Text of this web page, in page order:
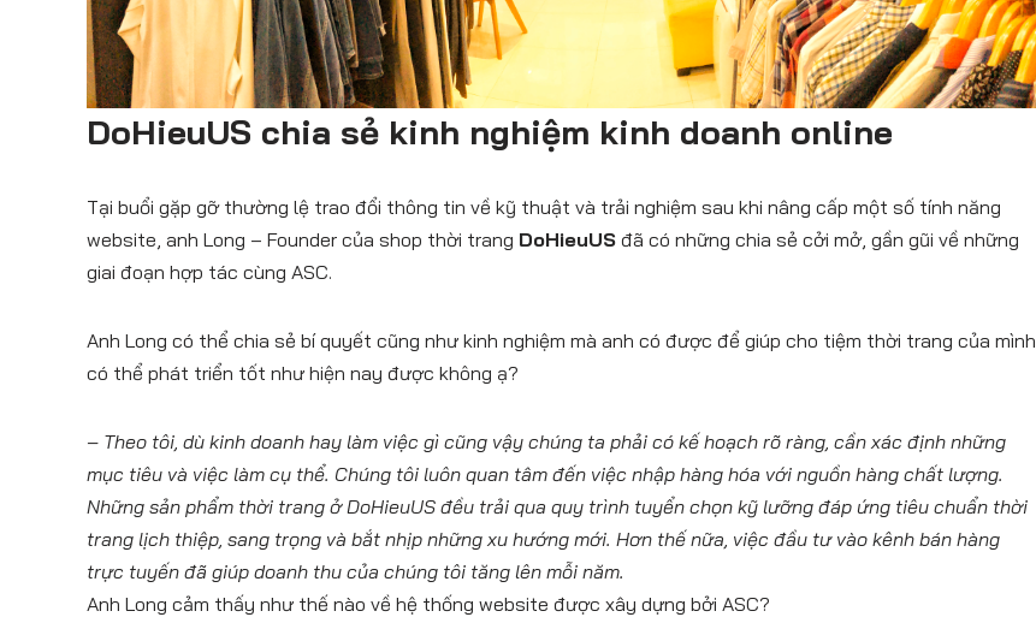
DoHieuUS chia sẻ kinh nghiệm kinh doanh online
Tại buổi gặp gỡ thường lệ trao đổi thông tin về kỹ thuật và trải nghiệm sau khi nâng cấp một số tính năng
website, anh Long – Founder của shop thời trang DoHieuUS đã có những chia sẻ cởi mở, gần gũi về những
giai đoạn hợp tác cùng ASC.
Anh Long có thể chia sẻ bí quyết cũng như kinh nghiệm mà anh có được để giúp cho tiệm thời trang của mình
có thể phát triển tốt như hiện nay được không ạ?
– Theo tôi, dù kinh doanh hay làm việc gì cũng vậy chúng ta phải có kế hoạch rõ ràng, cần xác định những
mục tiêu và việc làm cụ thể. Chúng tôi luôn quan tâm đến việc nhập hàng hóa với nguồn hàng chất lượng.
Những sản phẩm thời trang ở DoHieuUS đều trải qua quy trình tuyển chọn kỹ lưỡng đáp ứng tiêu chuẩn thời
trang lịch thiệp, sang trọng và bắt nhịp những xu hướng mới. Hơn thế nữa, việc đầu tư vào kênh bán hàng
trực tuyến đã giúp doanh thu của chúng tôi tăng lên mỗi năm.
Anh Long cảm thấy như thế nào về hệ thống website được xây dựng bởi ASC?